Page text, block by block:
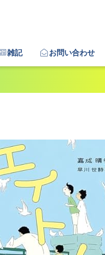
雑記 お問い合わせ